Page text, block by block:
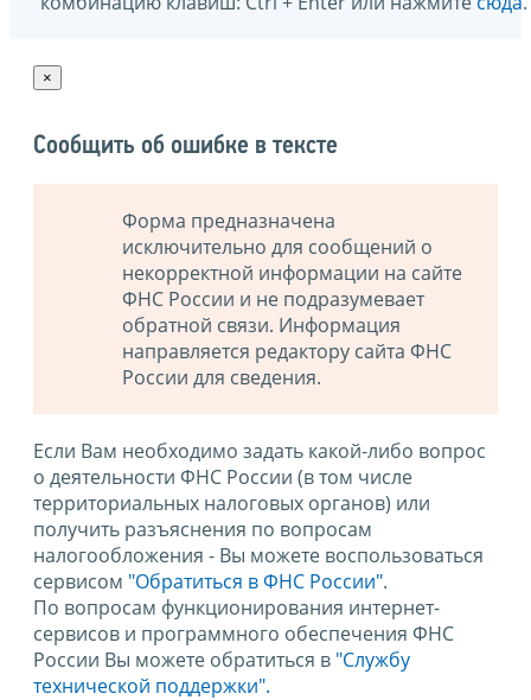
×
Сообщить об ошибке в тексте
Форма предназначена
исключительно для сообщений о
некорректной информации на сайте
ФНС России и не подразумевает
обратной связи. Информация
направляется редактору сайта ФНС
России для сведения.
Если Вам необходимо задать какой-либо вопрос
о деятельности ФНС России (в том числе
территориальных налоговых органов) или
получить разъяснения по вопросам
налогообложения - Вы можете воспользоваться
сервисом "Обратиться в ФНС России".
По вопросам функционирования интернет-
сервисов и программного обеспечения ФНС
России Вы можете обратиться в "Службу
технической поддержки".